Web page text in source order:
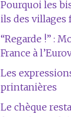
Pourquoi les
ils des villages
“Regarde !” :
France à
Les
printanières
Le chèque